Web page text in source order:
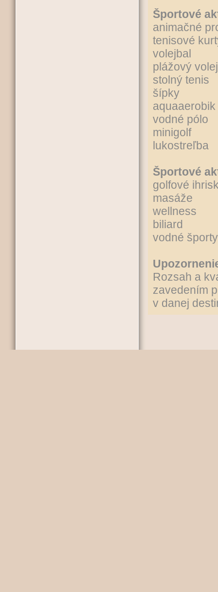
Športové
animačné
tenisové
volejbal
plážový
stolný tenis
šípky
aquaaerobik
vodné pólo
minigolf
lukostreľba
Športové
golfové
masáže
wellness
biliard
vodné
Rozsah a
zavedením
v danej